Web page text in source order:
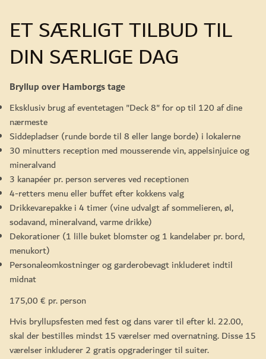
ET SÆRLIGT TILBUD TIL
DIN SÆRLIGE DAG
Bryllup over Hamborgs tage
Eksklusiv brug af eventetagen "Deck 8" for op til 120 af dine
nærmeste
Siddepladser (runde borde til 8 eller lange borde) i lokalerne
30 minutters reception med mousserende vin, appelsinjuice og
mineralvand
3 kanapéer pr. person serveres ved receptionen
4-retters menu eller buffet efter kokkens valg
Drikkevarepakke i 4 timer (vine udvalgt af sommelieren, øl,
sodavand, mineralvand, varme drikke)
Dekorationer (1 lille buket blomster og 1 kandelaber pr. bord,
menukort)
Personaleomkostninger og garderobevagt inkluderet indtil
midnat
175,00 € pr. person
Hvis bryllupsfesten med fest og dans varer til efter kl. 22.00,
skal der bestilles mindst 15 værelser med overnatning. Disse 15
værelser inkluderer 2 gratis opgraderinger til suiter.